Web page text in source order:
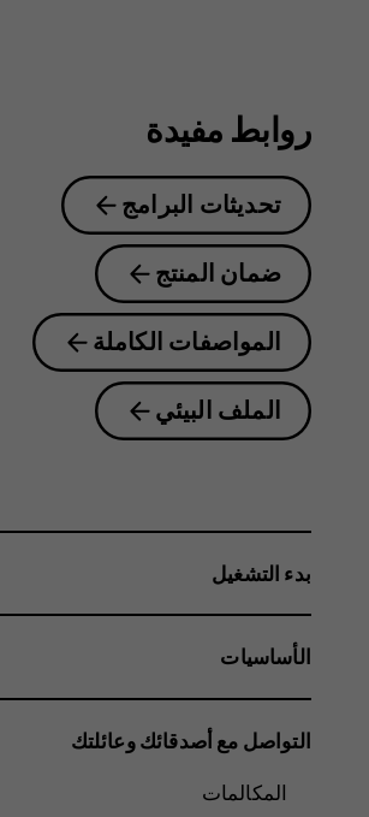
روابط مفيدة
تحديثات البرامج
ضمان المنتج
المواصفات الكاملة
الملف البيئي
بدء التشغيل
الأساسيات
التواصل مع أصدقائك وعائلتك
المكالمات